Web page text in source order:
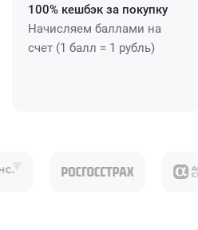
100% кешбэк за покупку
Начисляем баллами на
счет (1 балл = 1 рубль)